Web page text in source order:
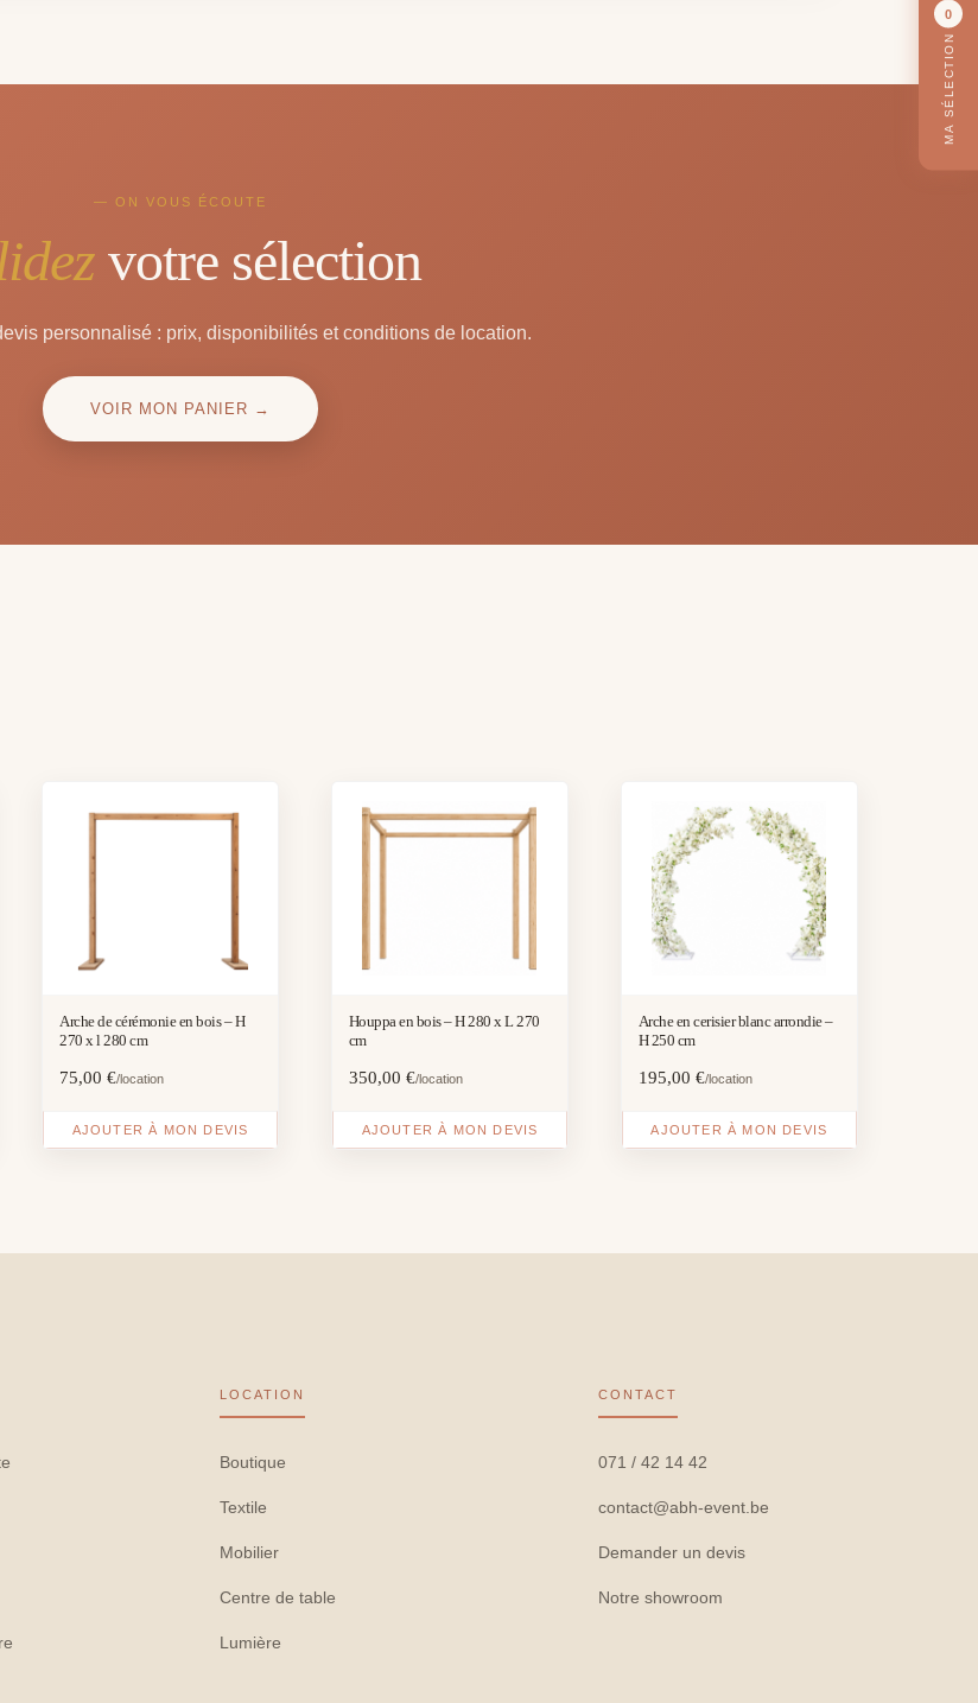
— ON VOUS ÉCOUTE
votre sélection
personnalisé : prix, disponibilités et conditions de location.
VOIR MON PANIER →
Arche de cérémonie en bois – H
270 x l 280 cm
75,00€/location
AJOUTER À MON DEVIS
Houppa en bois – H 280 x L 270
cm
350,00 €/location
AJOUTER À MON DEVIS
Arche en cerisier blanc arrondie –
H 250 cm
195,00 €/location
AJOUTER À MON DEVIS
LOCATION
Boutique
Textile
Mobilier
Centre de table
Lumière
CONTACT
071 / 42 14 42
contact@abh-event.be
Demander un devis
Notre showroom
0
MA SÉLECTION